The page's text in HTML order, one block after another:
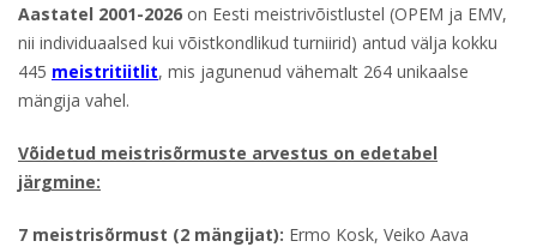
Aastatel 2001-2026 on Eesti meistrivõistlustel (OPEM ja EMV,
nii individuaalsed kui võistkondlikud turniirid) antud välja kokku
445 meistritiitlit, mis jagunenud vähemalt 264 unikaalse
mängija vahel.
Võidetud meistrisõrmuste arvestus on edetabel
järgmine:
7 meistrisõrmust (2 mängijat): Ermo Kosk, Veiko Aava